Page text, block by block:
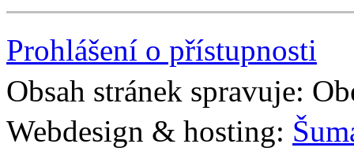
Prohlášení o přístupnosti
Obsah stránek spravuje:
Webdesign & hosting: